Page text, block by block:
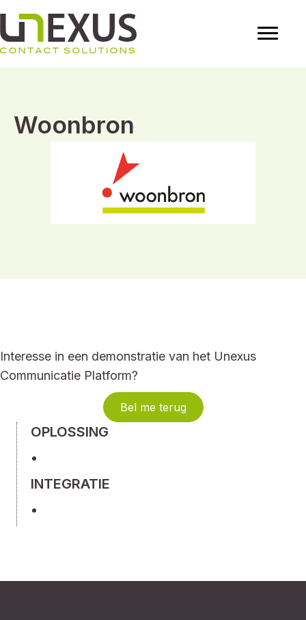
Woonbron
Interesse in een demonstratie van het Unexus
Communicatie Platform?
Bel me terug
OPLOSSING
INTEGRATIE